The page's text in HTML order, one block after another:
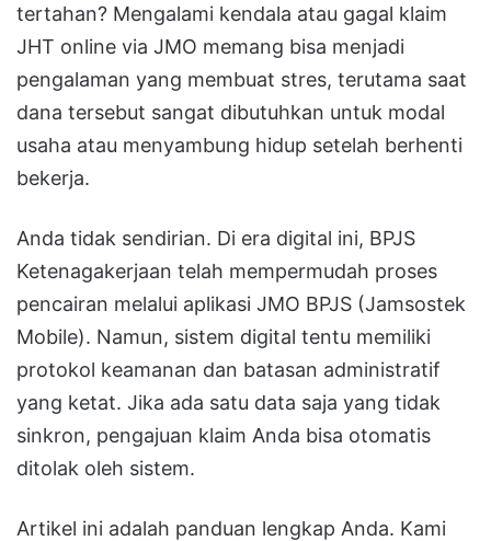
tertahan? Mengalami kendala atau gagal klaim
JHT online via JMO memang bisa menjadi
pengalaman yang membuat stres, terutama saat
dana tersebut sangat dibutuhkan untuk modal
usaha atau menyambung hidup setelah berhenti
bekerja.
Anda tidak sendirian. Di era digital ini, BPJS
Ketenagakerjaan telah mempermudah proses
pencairan melalui aplikasi JMO BPJS (Jamsostek
Mobile). Namun, sistem digital tentu memiliki
protokol keamanan dan batasan administratif
yang ketat. Jika ada satu data saja yang tidak
sinkron, pengajuan klaim Anda bisa otomatis
ditolak oleh sistem.
Artikel ini adalah panduan lengkap Anda. Kami